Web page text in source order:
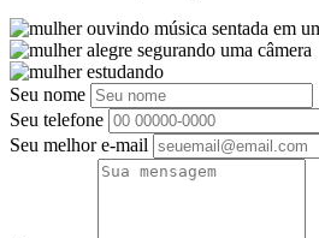
Seu nome
Seu telefone
Seu melhor e-mail